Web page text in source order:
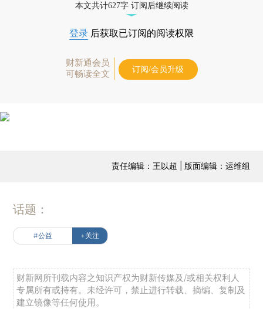
本文共计627字 订阅后继续阅读
登录 后获取已订阅的阅读权限
财新通会员
可畅读全文
订阅/会员升级
责任编辑：王以超 | 版面编辑：运维组
话题：
#公益 +关注
财新网所刊载内容之知识产权为财新传媒及/或相关权利人
专属所有或持有。未经许可，禁止进行转载、摘编、复制及
建立镜像等任何使用。